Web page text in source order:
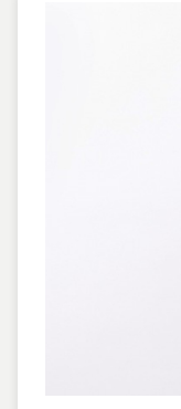
welche
Cajon zu
werden
eigene